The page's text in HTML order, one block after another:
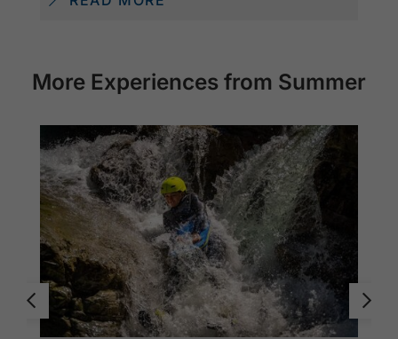
More Experiences from Summer